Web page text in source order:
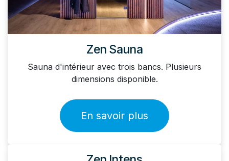
Zen Sauna
Sauna d'intérieur avec trois bancs. Plusieurs
dimensions disponible.
En savoir plus